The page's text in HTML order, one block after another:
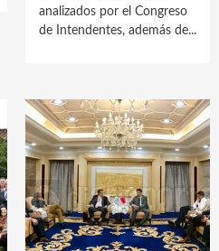
analizados por el Congreso
de Intendentes, además de...